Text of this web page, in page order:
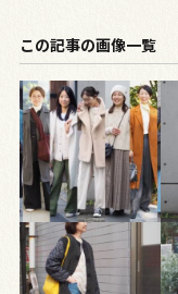
この記事の画像一覧